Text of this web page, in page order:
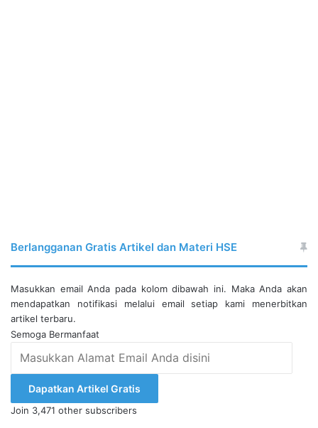
Berlangganan Gratis Artikel dan Materi HSE
Masukkan email Anda pada kolom dibawah ini. Maka Anda akan
mendapatkan notifikasi melalui email setiap kami menerbitkan
artikel terbaru.
Semoga Bermanfaat
Alamat
Anda
disini
Dapatkan Artikel Gratis
Join 3,471 other subscribers